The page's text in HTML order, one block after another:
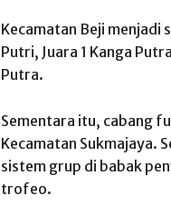
Kecamatan Beji menjadi
Putri, Juara 1 Kanga
Putra.
Sementara itu, cabang
Kecamatan Sukmajaya.
sistem grup di babak
trofeo.